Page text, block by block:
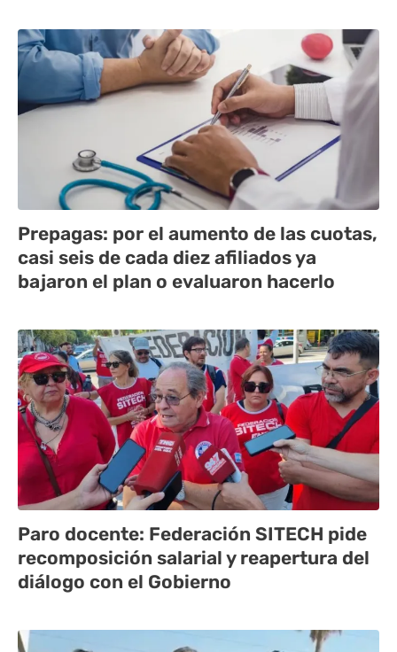
Prepagas: por el aumento de las cuotas,
casi seis de cada diez afiliados ya
bajaron el plan o evaluaron hacerlo
Paro docente: Federación SITECH pide
recomposición salarial y reapertura del
diálogo con el Gobierno